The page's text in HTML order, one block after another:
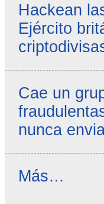
Hackean
Ejército
Cae un
nunca
Reseñas
Más…